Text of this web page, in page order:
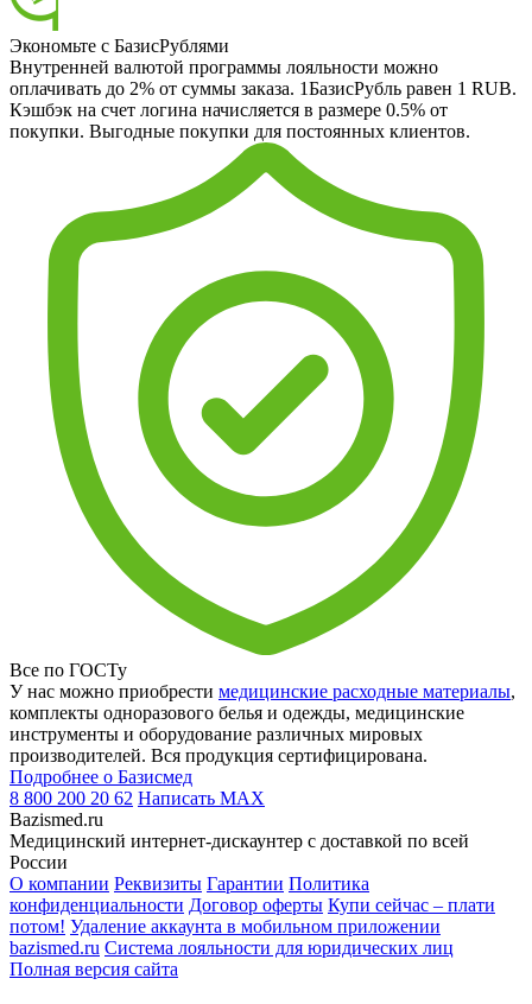
Экономьте с БазисРублями
Внутренней валютой программы лояльности можно
оплачивать до 2% от суммы заказа. 1БазисРубль равен 1 RUB.
Кэшбэк на счет логина начисляется в размере 0.5% от
покупки. Выгодные покупки для постоянных клиентов.
Все по ГОСТу
У нас можно приобрести медицинские расходные материалы,
комплекты одноразового белья и одежды, медицинские
инструменты и оборудование различных мировых
производителей. Вся продукция сертифицирована.
Подробнее о Базисмед
8 800 200 20 62 Написать MAX
Bazismed.ru
Медицинский интернет-дискаунтер с доставкой по всей
России
О компании Реквизиты Гарантии Политика
конфиденциальности Договор оферты Купи сейчас – плати
потом! Удаление аккаунта в мобильном приложении
bazismed.ru Система лояльности для юридических лиц
Полная версия сайта